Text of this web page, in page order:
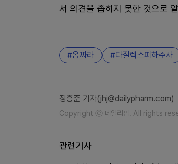
서 의견을 좁히지 못한 것으로
옴짜라 다잘렉스피하주사
정흥준 기자(jhj@dailypharm.com)
Copyright ⓒ 데일리팜. All rights
관련기사